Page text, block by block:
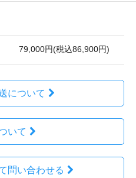
79,000円(税込86,900円)
について
いて
問い合わせる